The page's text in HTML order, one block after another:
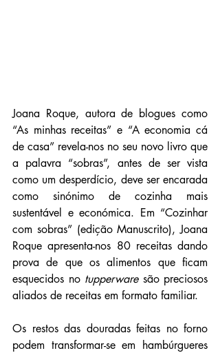
Joana Roque, autora de blogues como
“As minhas receitas” e “A economia cá
de casa” revela-nos no seu novo livro que
a palavra “sobras”, antes de ser vista
como um desperdício, deve ser encarada
como sinónimo de cozinha mais
sustentável e económica. Em “Cozinhar
com sobras” (edição Manuscrito), Joana
Roque apresenta-nos 80 receitas dando
prova de que os alimentos que ficam
esquecidos no tupperware são preciosos
aliados de receitas em formato familiar.
Os restos das douradas feitas no forno
podem transformar-se em hambúrgueres